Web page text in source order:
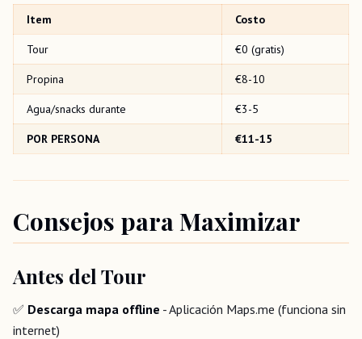
Item Costo
Tour €0 (gratis)
Propina €8-10
Agua/snacks durante €3-5
POR PERSONA €11-15
Consejos para Maximizar
Antes del Tour
✅ Descarga mapa offline - Aplicación Maps.me (funciona sin
internet)